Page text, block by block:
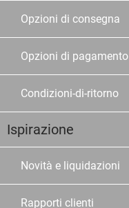
Opzioni di consegna
Opzioni di pagamento
Condizioni-di-ritorno
Ispirazione
Novità e liquidazioni
Rapporti clienti